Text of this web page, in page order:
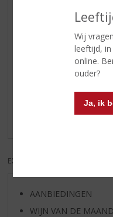
Wij
leeftijd,
online.
ouder?
Ja, ik
Reviews
Schrijf een review
EXCL. BTW
AANBIEDINGEN
WIJN VAN DE MAAND